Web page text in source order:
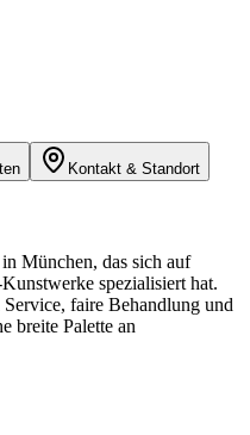
Kontakt & Standort
München, das sich auf
spezialisiert hat.
faire Behandlung und
breite Palette an